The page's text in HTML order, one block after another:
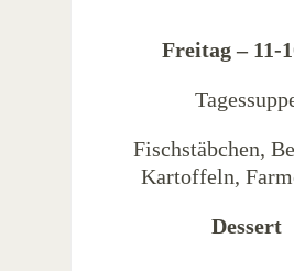
Freitag – 11-
Fischstäbchen,
Kartoffeln,
Dessert